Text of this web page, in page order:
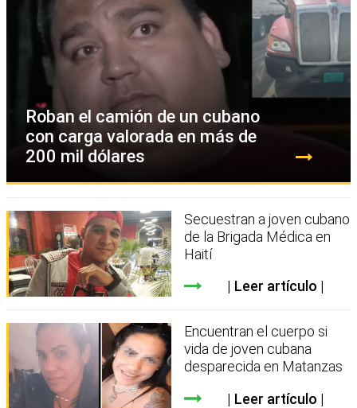
Roban el camión de un cubano
con carga valorada en más de
200 mil dólares
Secuestran a joven cubano
de la Brigada Médica en
Haití
Leer artículo
Encuentran el cuerpo si
vida de joven cubana
desparecida en Matanzas
Leer artículo